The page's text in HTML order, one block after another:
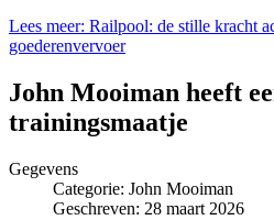
Lees meer: Railpool: de stille kracht
goederenvervoer
John Mooiman heeft
trainingsmaatje
Gegevens
Categorie: John Mooiman
Geschreven: 28 maart 2026